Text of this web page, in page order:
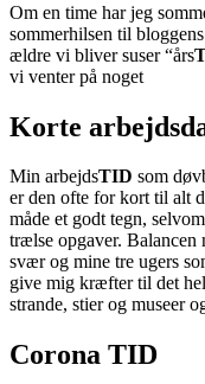
Om en time har jeg
sommerhilsen til
ældre vi bliver suser “års
vi venter på noget
Korte
Min arbejdsTID som
er den ofte for kort til alt
måde et godt tegn,
trælse opgaver. Balancen
svær og mine tre ugers
give mig kræfter til det
strande, stier og museer
Corona TID